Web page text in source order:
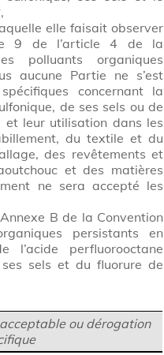
,
elle faisait observer
9 de l’article 4 de la
polluants organiques
aucune Partie ne s’est
concernant la
de ses sels ou de
et leur utilisation dans les
du textile et du
des revêtements et
et des matières
ne sera accepté les
B de la Convention
persistants en
l’acide perfluorooctane
sels et du fluorure de
ou dérogation